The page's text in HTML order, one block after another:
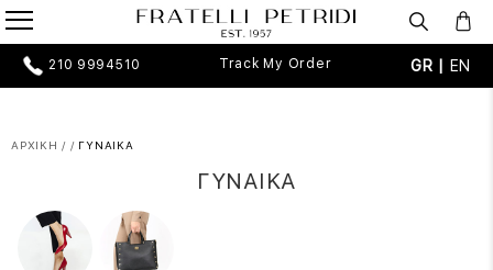
210 9994510 Track My Order GR | EN
ΑΡΧΙΚΗ / / ΓΥΝΑΙΚΑ
ΓΥΝΑΙΚΑ